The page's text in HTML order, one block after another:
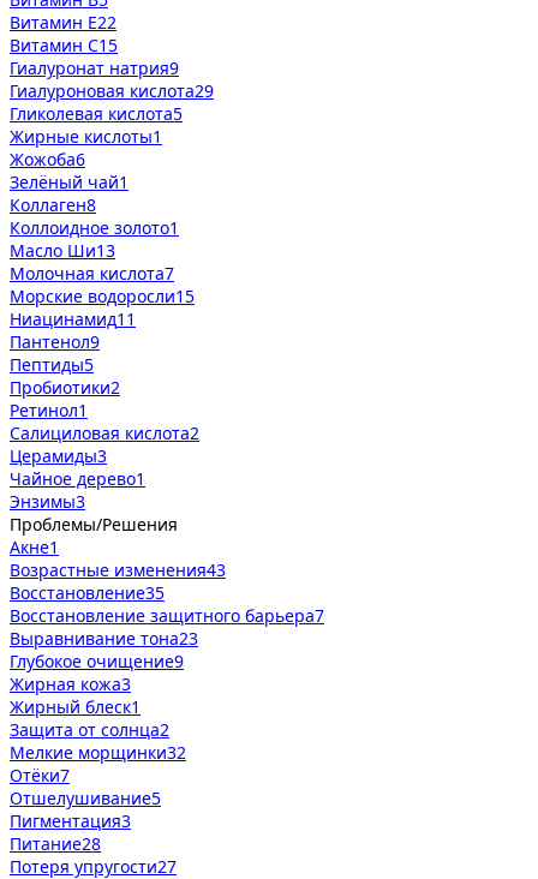
Витамин Е22
Витамин С15
Гиалуронат натрия9
Гиалуроновая кислота29
Гликолевая кислота5
Жирные кислоты1
Жожоба6
Зелёный чай1
Коллаген8
Коллоидное золото1
Масло Ши13
Молочная кислота7
Морские водоросли15
Ниацинамид11
Пантенол9
Пептиды5
Пробиотики2
Ретинол1
Салициловая кислота2
Церамиды3
Чайное дерево1
Энзимы3
Проблемы/Решения
Акне1
Возрастные изменения43
Восстановление35
Восстановление защитного барьера7
Выравнивание тона23
Глубокое очищение9
Жирная кожа3
Жирный блеск1
Защита от солнца2
Мелкие морщинки32
Отёки7
Отшелушивание5
Пигментация3
Питание28
Потеря упругости27